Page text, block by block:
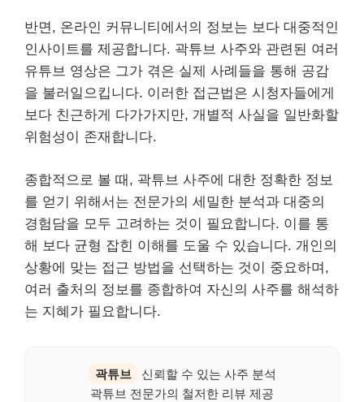
반면, 온라인 커뮤니티에서의 정보는 보다 대중적인
인사이트를 제공합니다. 곽튜브 사주와 관련된 여러
유튜브 영상은 그가 겪은 실제 사례들을 통해 공감
을 불러일으킵니다. 이러한 접근법은 시청자들에게
보다 친근하게 다가가지만, 개별적 사실을 일반화할
위험성이 존재합니다.
종합적으로 볼 때, 곽튜브 사주에 대한 정확한 정보
를 얻기 위해서는 전문가의 세밀한 분석과 대중의
경험담을 모두 고려하는 것이 필요합니다. 이를 통
해 보다 균형 잡힌 이해를 도울 수 있습니다. 개인의
상황에 맞는 접근 방법을 선택하는 것이 중요하며,
여러 출처의 정보를 종합하여 자신의 사주를 해석하
는 지혜가 필요합니다.
곽튜브
신뢰할 수 있는 사주 분석
곽튜브 전문가의 철저한 리뷰 제공